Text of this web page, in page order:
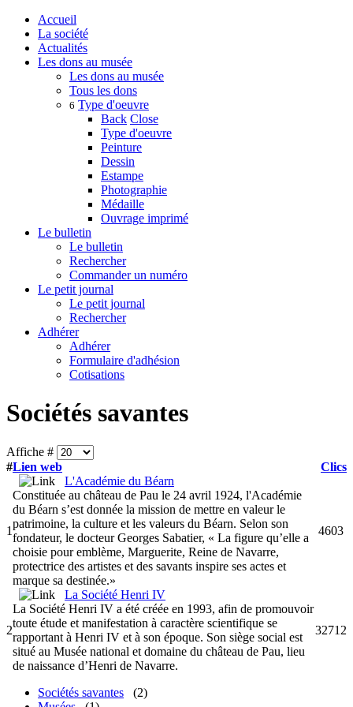
Accueil
La société
Actualités
Les dons au musée
Les dons au musée
Tous les dons
6 Type d'oeuvre
Back Close
Type d'oeuvre
Peinture
Dessin
Estampe
Photographie
Médaille
Ouvrage imprimé
Le bulletin
Le bulletin
Rechercher
Commander un numéro
Le petit journal
Le petit journal
Rechercher
Adhérer
Adhérer
Formulaire d'adhésion
Cotisations
Sociétés savantes
Affiche #
#Lien web Clics
1
L'Académie du Béarn
Constituée au château de Pau le 24 avril 1924, l'Académie
du Béarn s’est donnée la mission de mettre en valeur le
patrimoine, la culture et les valeurs du Béarn. Selon son
fondateur, le docteur Georges Sabatier, « La figure qu’elle a
choisie pour emblème, Marguerite, Reine de Navarre,
protectrice des artistes et des savants inspire ses actes et
marque sa destinée.»
4603
2
La Société Henri IV
La Société Henri IV a été créée en 1993, afin de promouvoir
toute étude et manifestation à caractère scientifique se
rapportant à Henri IV et à son époque. Son siège social est
situé au Musée national et domaine du château de Pau, lieu
de naissance d’Henri de Navarre.
32712
Sociétés savantes
(2)